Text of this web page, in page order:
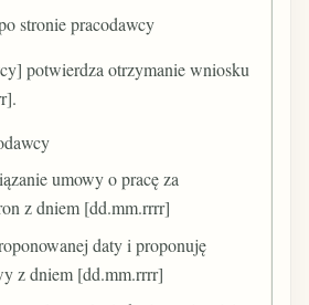
stronie pracodawcy
potwierdza otrzymanie wniosku
umowy o pracę za
z dniem [dd.mm.rrrr]
daty i proponuję
z dniem [dd.mm.rrrr]